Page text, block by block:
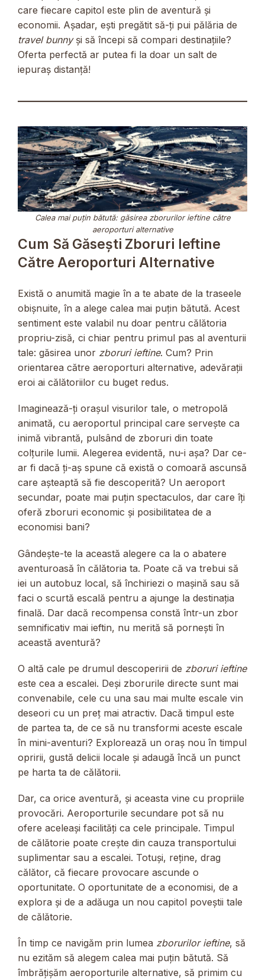
care fiecare capitol este plin de aventură și
economii. Așadar, ești pregătit să-ți pui pălăria de
travel bunnyși să începi să compari destinațiile?
Oferta perfectă ar putea fi la doar un salt de
iepuraș distanță!
Calea mai puțin bătută: găsirea zborurilor ieftine către
aeroporturi alternative
Cum Să Găsești Zboruri Ieftine
Către Aeroporturi Alternative
Există o anumită magie în a te abate de la traseele
obișnuite, în a alege calea mai puțin bătută. Acest
sentiment este valabil nu doar pentru călătoria
propriu-zisă, ci chiar pentru primul pas al aventurii
tale: găsirea unor zboruri ieftine. Cum? Prin
orientarea către aeroporturi alternative, adevărații
eroi ai călătoriilor cu buget redus.
Imaginează-ți orașul visurilor tale, o metropolă
animată, cu aeroportul principal care servește ca
inimă vibrantă, pulsând de zboruri din toate
colțurile lumii. Alegerea evidentă, nu-i așa? Dar ce-
ar fi dacă ți-aș spune că există o comoară ascunsă
care așteaptă să fie descoperită? Un aeroport
secundar, poate mai puțin spectaculos, dar care îți
oferă zboruri economic și posibilitatea de a
economisi bani?
Gândește-te la această alegere ca la o abatere
aventuroasă în călătoria ta. Poate că va trebui să
iei un autobuz local, să închiriezi o mașină sau să
faci o scurtă escală pentru a ajunge la destinația
finală. Dar dacă recompensa constă într-un zbor
semnificativ mai ieftin, nu merită să pornești în
această aventură?
O altă cale pe drumul descoperirii de zboruri ieftine
este cea a escalei. Deși zborurile directe sunt mai
convenabile, cele cu una sau mai multe escale vin
deseori cu un preț mai atractiv. Dacă timpul este
de partea ta, de ce să nu transformi aceste escale
în mini-aventuri? Explorează un oraș nou în timpul
opririi, gustă delicii locale și adaugă încă un punct
pe harta ta de călătorii.
Dar, ca orice aventură, și aceasta vine cu propriile
provocări. Aeroporturile secundare pot să nu
ofere aceleași facilități ca cele principale. Timpul
de călătorie poate crește din cauza transportului
suplimentar sau a escalei. Totuși, reține, drag
călător, că fiecare provocare ascunde o
oportunitate. O oportunitate de a economisi, de a
explora și de a adăuga un nou capitol poveștii tale
de călătorie.
În timp ce navigăm prin lumea zborurilor ieftine, să
nu ezităm să alegem calea mai puțin bătută. Să
îmbrățișăm aeroporturile alternative, să primim cu